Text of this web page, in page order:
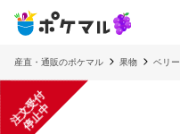
産直・通販のポケマル 果物 ベリー
注
文
受
付
停
止
中